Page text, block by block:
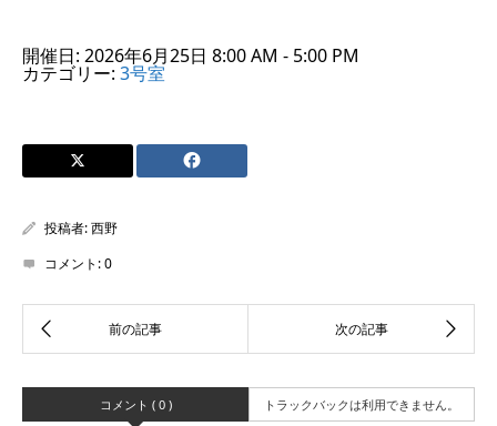
開催日: 2026年6月25日 8:00 AM - 5:00 PM
カテゴリー: 3号室
投稿者:西野
コメント:0
コメント ( 0 ) トラックバックは利用できません。